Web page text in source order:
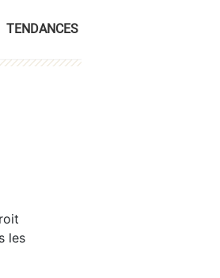
TENDANCES
les